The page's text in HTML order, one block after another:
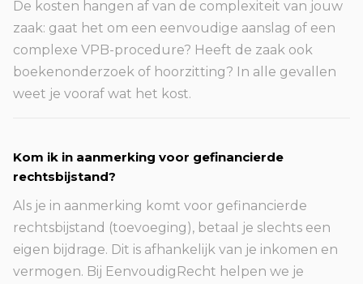
De kosten hangen af van de complexiteit van jouw
zaak: gaat het om een eenvoudige aanslag of een
complexe VPB-procedure? Heeft de zaak ook
boekenonderzoek of hoorzitting? In alle gevallen
weet je vooraf wat het kost.
Kom ik in aanmerking voor gefinancierde
rechtsbijstand?
Als je in aanmerking komt voor gefinancierde
rechtsbijstand (toevoeging), betaal je slechts een
eigen bijdrage. Dit is afhankelijk van je inkomen en
vermogen. Bij EenvoudigRecht helpen we je